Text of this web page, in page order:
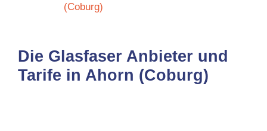
(Coburg)
Die Glasfaser Anbieter und
Tarife in Ahorn (Coburg)